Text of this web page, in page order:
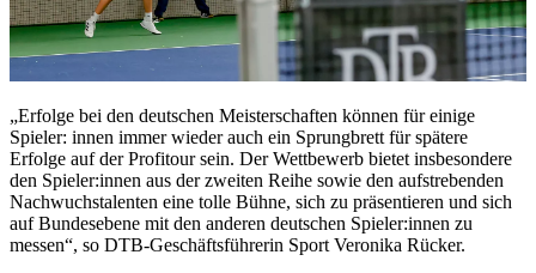
„Erfolge bei den deutschen Meisterschaften können für einige
Spieler: innen immer wieder auch ein Sprungbrett für spätere
Erfolge auf der Profitour sein. Der Wettbewerb bietet insbesondere
den Spieler:innen aus der zweiten Reihe sowie den aufstrebenden
Nachwuchstalenten eine tolle Bühne, sich zu präsentieren und sich
auf Bundesebene mit den anderen deutschen Spieler:innen zu
messen“, so DTB-Geschäftsführerin Sport Veronika Rücker.